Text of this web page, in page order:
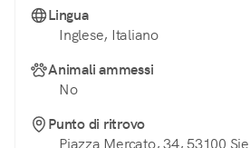
Lingua
Inglese, Italiano
Animali ammessi
No
Punto di ritrovo
Piazza Mercato, 34, 53100